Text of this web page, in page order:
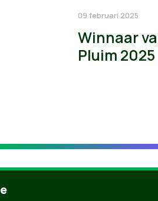
09 februari 2025
Winnaar
Pluim 2025